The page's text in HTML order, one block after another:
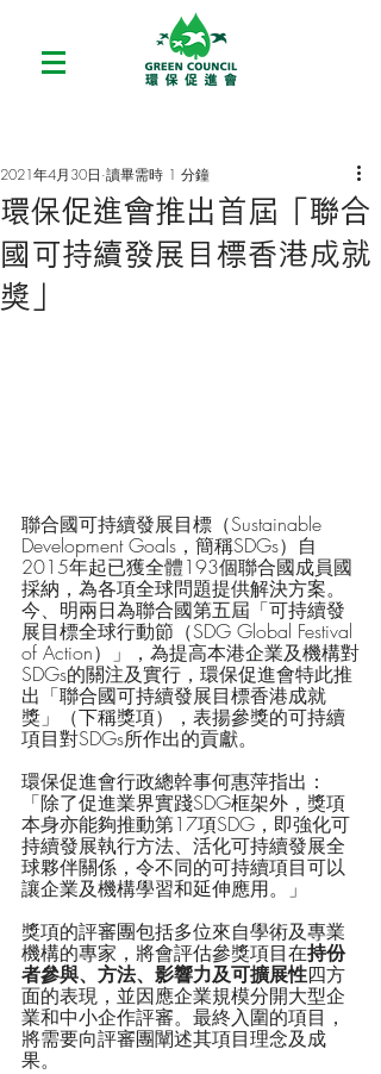
環保促進會推出首屆「聯合
國可持續發展目標香港成就
獎」
2021年4月30日 讀畢需時 1 分鐘
聯合國可持續發展目標（Sustainable
Development Goals，簡稱SDGs）自
2015年起已獲全體193個聯合國成員國
採納，為各項全球問題提供解決方案。
今、明兩日為聯合國第五屆「可持續發
展目標全球行動節（SDG Global Festival
of Action）」，為提高本港企業及機構對
SDGs的關注及實行，環保促進會特此推
出「聯合國可持續發展目標香港成就
獎」（下稱獎項），表揚參獎的可持續
項目對SDGs所作出的貢獻。
環保促進會行政總幹事何惠萍指出：
「除了促進業界實踐SDG框架外，獎項
本身亦能夠推動第17項SDG，即強化可
持續發展執行方法、活化可持續發展全
球夥伴關係，令不同的可持續項目可以
讓企業及機構學習和延伸應用。」
獎項的評審團包括多位來自學術及專業
機構的專家，將會評估參獎項目在持份
者參與、方法、影響力及可擴展性四方
面的表現，並因應企業規模分開大型企
業和中小企作評審。最終入圍的項目，
將需要向評審團闡述其項目理念及成
果。